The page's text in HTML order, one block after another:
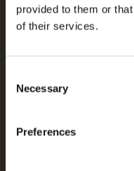
provided to them or
of their services.
Selection
Necessary
Preferences
VORNAME *
NACHNAME *